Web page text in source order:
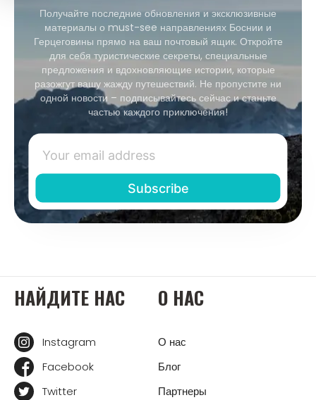
Получайте последние обновления и эксклюзивные
материалы о must-see направлениях Боснии и
Герцеговины прямо на ваш почтовый ящик. Откройте
для себя туристические секреты, специальные
предложения и вдохновляющие истории, которые
разожгут вашу жажду путешествий. Не пропустите ни
одной новости – подписывайтесь сейчас и станьте
частью каждого приключения!
НАЙДИТЕ НАС
Instagram
Facebook
Twitter
О НАС
О нас
Блог
Партнеры